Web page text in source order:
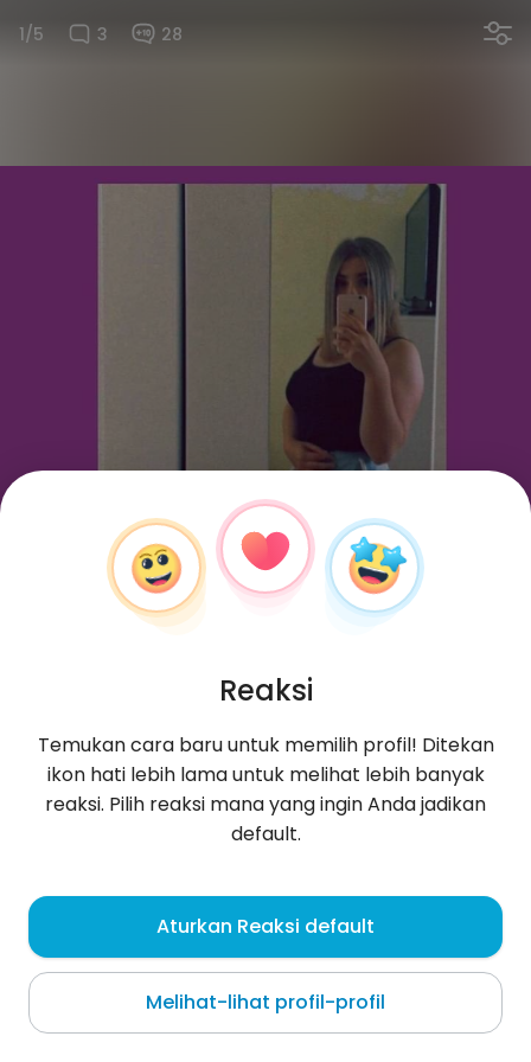
1/5 3 28
Kasia
Filandia
Tentang saya
Reaksi
Temukan cara baru untuk memilih profil! Ditekan
ikon hati lebih lama untuk melihat lebih banyak
reaksi. Pilih reaksi mana yang ingin Anda jadikan
default.
Aturkan Reaksi default
Melihat-lihat profil-profil